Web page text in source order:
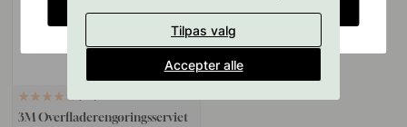
3M Overfladerengøringsserviet
Tilpas valg
Accepter alle